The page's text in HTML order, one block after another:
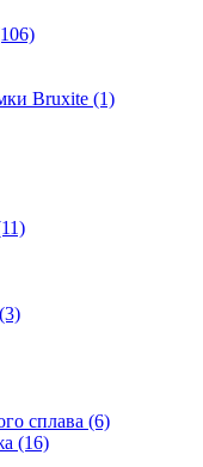
Bruxite (1)
сплава (6)
(16)